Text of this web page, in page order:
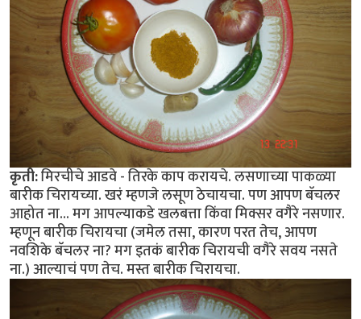
कृती:मिरचीचे आडवे - तिरके काप करायचे. लसणाच्या पाकळ्या
बारीक चिरायच्या. खरं म्हणजे लसूण ठेचायचा. पण आपण बॅचलर
आहोत ना... मग आपल्याकडे खलबत्ता किंवा मिक्सर वगैरे नसणार.
म्हणून बारीक चिरायचा (जमेल तसा, कारण परत तेच, आपण
नवशिके बॅचलर ना? मग इतकं बारीक चिरायची वगैरे सवय नसते
ना.) आल्याचं पण तेच. मस्त बारीक चिरायचा.